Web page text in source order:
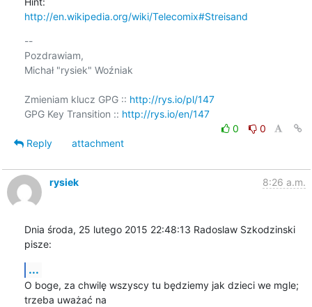
http://en.wikipedia.org/wiki/Telecomix#Streisand
--
Pozdrawiam,
Michał "rysiek" Woźniak
Zmieniam klucz GPG :: http://rys.io/pl/147
GPG Key Transition :: http://rys.io/en/147
0
0
Reply
attachment
rysiek 8:26 a.m.
Dnia środa, 25 lutego 2015 22:48:13 Radoslaw Szkodzinski
pisze:
...
O boge, za chwilę wszyscy tu będziemy jak dzieci we mgle;
trzeba uważać na